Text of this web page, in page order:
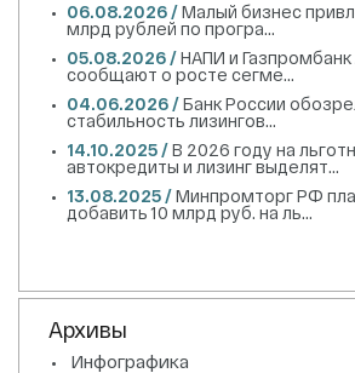
06.08.2026 /Малый бизнес
млрд рублей по програ...
05.08.2026 /НАПИ и Газпромбанк
сообщают о росте сегме...
04.06.2026 /Банк России
стабильность лизингов...
14.10.2025 /В 2026 году на
автокредиты и лизинг выделят...
13.08.2025 /Минпромторг РФ
добавить 10 млрд руб. на ль...
Архивы
Инфографика